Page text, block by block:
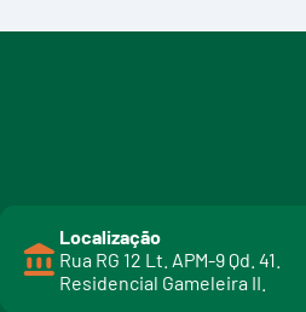
Localização
Rua RG 12 Lt. APM-9 Qd. 41.
Residencial Gameleira II.